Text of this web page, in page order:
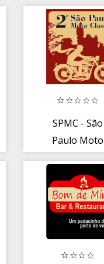
SPMC - São
Paulo Moto